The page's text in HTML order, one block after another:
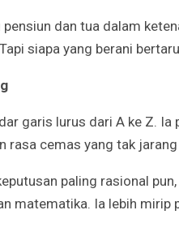
pensiun dan tua dalam
siapa yang berani
garis lurus dari A ke Z.
rasa cemas yang tak
paling rasional
matematika. Ia lebih